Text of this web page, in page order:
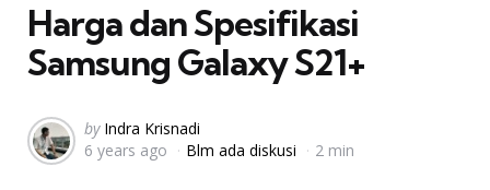
Harga dan Spesifikasi
Samsung Galaxy S21+
Posted
by
by Indra Krisnadi
6 years ago
Blm ada diskusi 2 min